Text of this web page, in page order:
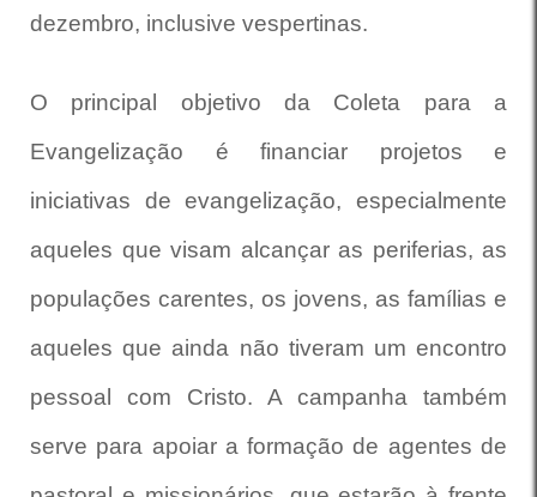
dezembro, inclusive vespertinas.
O principal objetivo da Coleta para a
Evangelização é financiar projetos e
iniciativas de evangelização, especialmente
aqueles que visam alcançar as periferias, as
populações carentes, os jovens, as famílias e
aqueles que ainda não tiveram um encontro
pessoal com Cristo. A campanha também
serve para apoiar a formação de agentes de